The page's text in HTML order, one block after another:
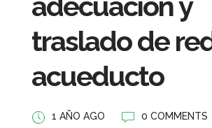
traslado de
acueducto
1 AÑO AGO 0 COMMENTS